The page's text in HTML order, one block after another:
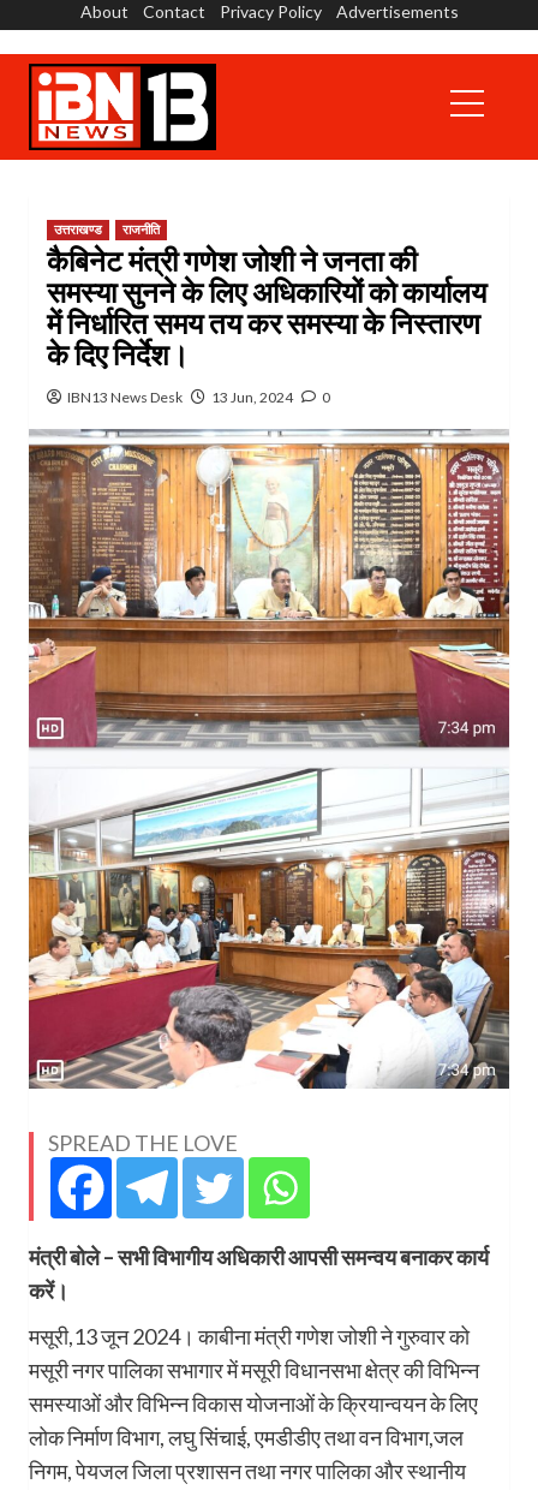
content
About Contact Privacy Policy Advertisements
Menu
उत्तराखण्ड राजनीति
कैबिनेट मंत्री गणेश जोशी ने जनता की
समस्या सुनने के लिए अधिकारियों को कार्यालय
में निर्धारित समय तय कर समस्या के निस्तारण
के दिए निर्देश।
IBN13 News Desk 13 Jun, 2024 0
SPREAD THE LOVE
मंत्री बोले – सभी विभागीय अधिकारी आपसी समन्वय बनाकर कार्य
करें।
मसूरी,13 जून 2024। काबीना मंत्री गणेश जोशी ने गुरुवार को
मसूरी नगर पालिका सभागार में मसूरी विधानसभा क्षेत्र की विभिन्न
समस्याओं और विभिन्न विकास योजनाओं के क्रियान्वयन के लिए
लोक निर्माण विभाग, लघु सिंचाई, एमडीडीए तथा वन विभाग,जल
निगम, पेयजल जिला प्रशासन तथा नगर पालिका और स्थानीय